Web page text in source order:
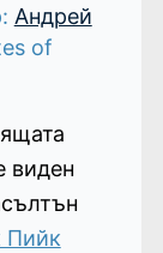
Андрей
of
виден
Пийк